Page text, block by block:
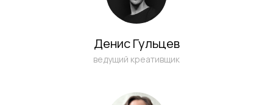
Денис Гульцев
ведущий креативщик